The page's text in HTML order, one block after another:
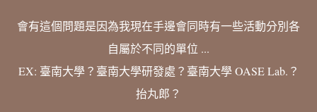
會有這個問題是因為我現在手邊會同時有一些活動分別各
自屬於不同的單位 ...
EX: 臺南大學？臺南大學研發處？臺南大學 OASE Lab.？
抬丸郎？